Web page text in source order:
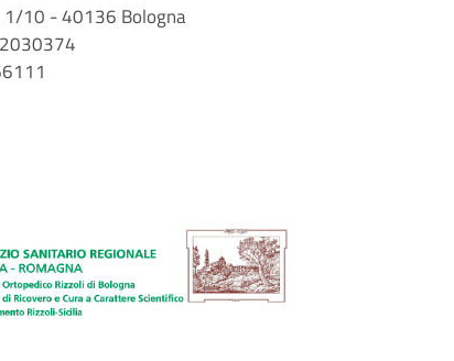
1/10 - 40136 Bologna